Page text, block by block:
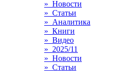
» Новости
» Статьи
» Аналитика
» Книги
» Видео
» 2025/11
» Новости
» Статьи